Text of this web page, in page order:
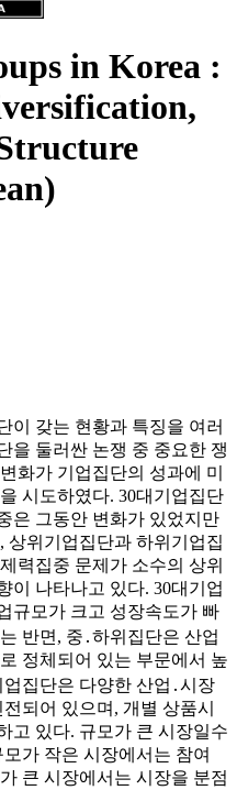
in Korea :
이 갖는 현황과 특징을 여러
을 둘러싼 논쟁 중 중요한 쟁
화가 기업집단의 성과에 미
시도하였다. 30대기업집단
은 그동안 변화가 있었지만
상위기업집단과 하위기업집
력집중 문제가 소수의 상위
이 나타나고 있다. 30대기업
규모가 크고 성장속도가 빠
반면, 중․하위집단은 산업
정체되어 있는 부문에서 높
집단은 다양한 산업․시장
되어 있으며, 개별 상품시
고 있다. 규모가 큰 시장일수
가 작은 시장에서는 참여
큰 시장에서는 시장을 분점